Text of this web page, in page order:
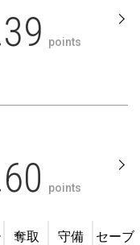
points
points
奪取 守備 セーブ